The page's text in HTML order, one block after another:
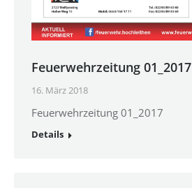
Feuerwehrzeitung 01_2017
16. März 2018
Feuerwehrzeitung 01_2017
Details